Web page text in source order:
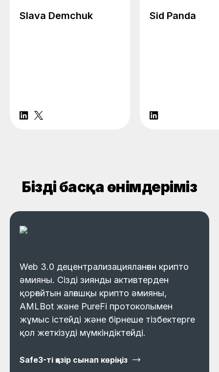
Slava Demchuk Sid Panda
Біздің басқа өнімдеріміз
Web 3.0 децентрализацияланған крипто
әмияны. Сізді зиянды активтерден
қорғайтын алғашқы крипто әмияны,
AMLBot және PureFi протоколымен
жұмыс істейді және бірнеше тізбектерге
қол жеткізуді мүмкіндіктейді.
Safe3-ті қазір сынап көріңіз